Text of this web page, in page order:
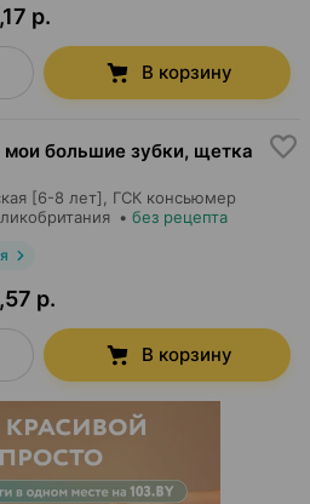
р.
В корзину
большие зубки, щетка
[6-8 лет],
ГСК консьюмер
• без рецепта
р.
В корзину